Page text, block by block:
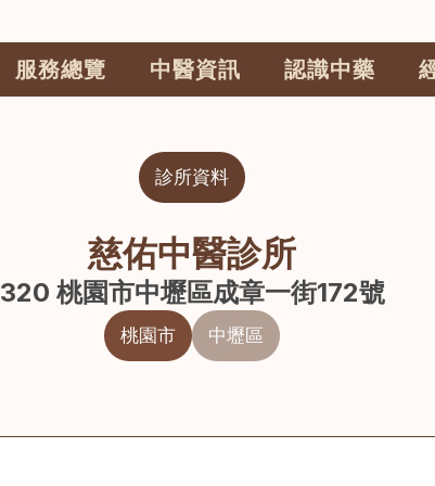
服務總覽 中醫資訊 認識中藥
診所資料
慈佑中醫診所
320 桃園市中壢區成章一街172號
桃園市 中壢區